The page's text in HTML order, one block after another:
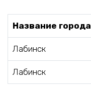
Название города
Лабинск
Лабинск